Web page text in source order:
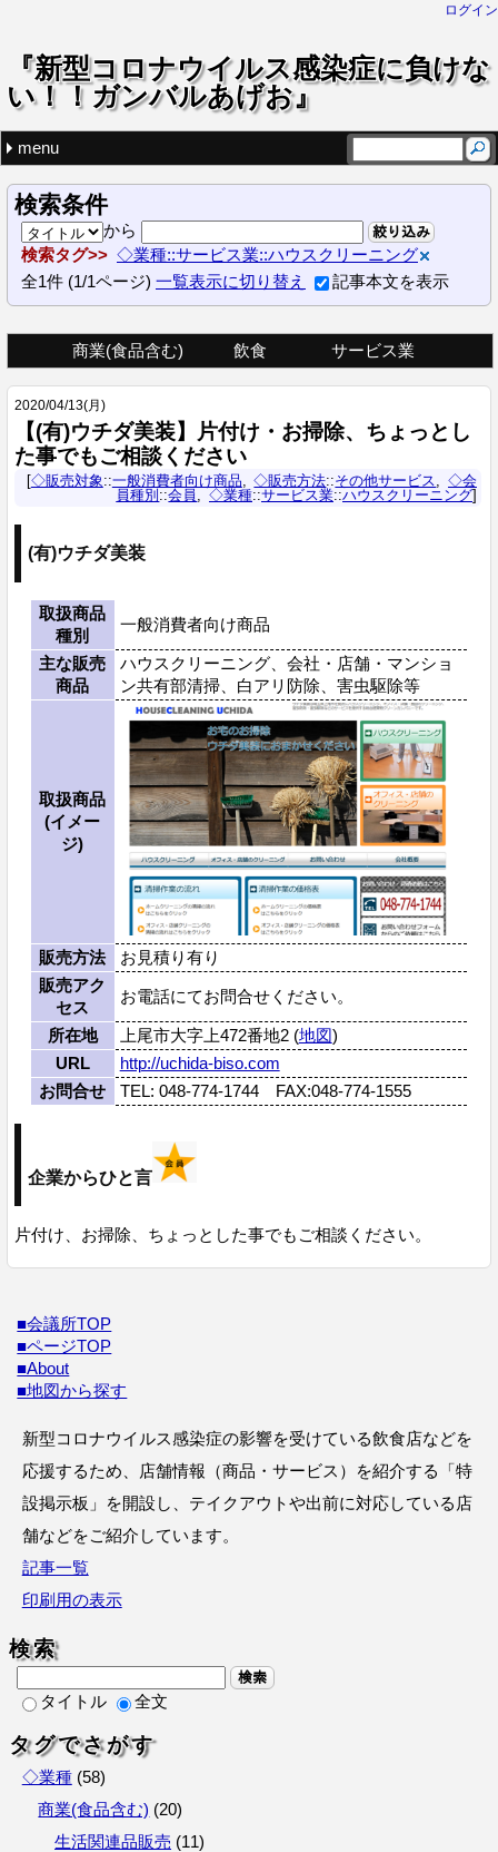
ログイン
『新型コロナウイルス感染症に負けな
い！！ガンバルあげお』
menu
ドロップダウンメニュー
商業(食品含む)
生活関連品販売
花・園芸
雑貨
食品販売
飲食和食・寿司
カフェ
イタリアン
フレンチ
中華
仕出し弁当・料理・オードブル
多国籍料理・カレーetc.
韓国料理・焼肉
居酒屋
サービス業
理美容・健康
ケータリングサービス
ハウスクリーニング
介護・福祉施設
その他
最近の記事
【石川煎餅店】店舗販売のほか、インターネット通販、「
七色あけぼの堂（東京七味唐辛子）
【(有)モスグリーンナチュラル】“アマモリトメル”をモッ
【志高理学整復院】脳卒中や脊髄損傷後遺症といったリハ
【ブレゼアイダ】価格改定に関するご案内です
タグでさがす
◇業種 (58)
商業(食品含む) (20)
生活関連品販売 (11)
花・園芸 (2)
雑貨 (6)
食品販売 (9)
飲食 (23)
和食・寿司 (6)
カフェ (1)
イタリアン (6)
フレンチ (2)
中華 (1)
仕出し弁当・料理・オードブル (5)
韓国料理・焼肉 (2)
サービス業 (15)
理美容・健康 (3)
ケータリングサービス (3)
ハウスクリーニング (1)
その他 (8)
◇販売対象 (55)
一般消費者向け商品 (51)
業務用商品 (4)
◇販売方法 (94)
店舗販売 (34)
テイクアウト (20)
要予約 (3)
デリバリー(宅配) (18)
インターネット通販 (9)
その他サービス (9)
卸売 (1)
◇会員種別 (47)
会員 (43)
非会員 (4)
(none) (2)
検索条件
から 絞り込み
検索タグ
◇業種::サービス業::ハウスクリーニング
全1件 (1/1ページ) 一覧表示に切り替え 記事本文を表示
商業(食品含む)
飲食
サービス業
2020/04/13(月)
【(有)ウチダ美装】片付け・お掃除、ちょっとし
た事でもご相談ください
◇販売対象 ::一般消費者向け商品 ◇販売方法::その他サービス
◇会
員種別::会員 ◇業種::サービス業::ハウスクリーニング
(有)ウチダ美装
取扱商品
種別
一般消費者向け商品
主な販売
商品
ハウスクリーニング、会社・店舗・マンショ
ン共有部清掃、白アリ防除、害虫駆除等
取扱商品
(イメー
ジ)
販売方法
お見積り有り
販売アク
セス
お電話にてお問合せください。
所在地 上尾市大字上472番地2 (地図)
URL
http://uchida-biso.com
お問合せ
TEL: 048-774-1744 FAX:048-774-1555
企業からひと言
片付け、お掃除、ちょっとした事でもご相談ください。
■会議所TOP
■ページTOP
■About
■地図から探す
新型コロナウイルス感染症の影響を受けている飲食店などを
応援するため、店舗情報（商品・サービス）を紹介する「特
設掲示板」を開設し、テイクアウトや出前に対応している店
舗などをご紹介しています。
記事一覧
印刷用の表示
検索
検索
タイトル 全文
タグでさがす
◇業種 (58)
商業(食品含む) (20)
生活関連品販売 (11)